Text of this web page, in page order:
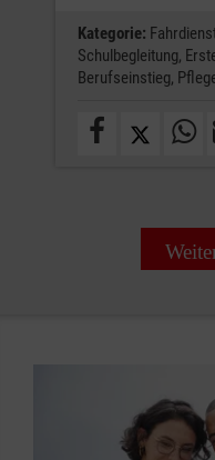
Kategorie:
Schulbegleitung,
Berufseinstieg,